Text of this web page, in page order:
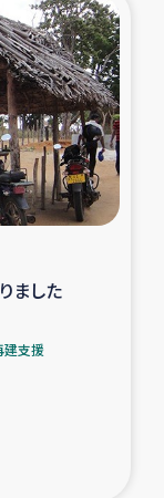
支援事業
急支援
の生計支援
養改善事業
改善事業
ました
建支援